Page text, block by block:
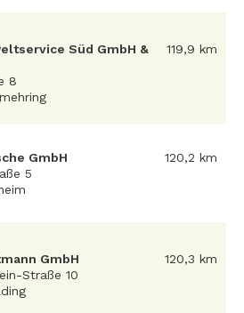
Süd GmbH &
8
119,9 km
GmbH
5
120,2 km
GmbH
Straße 10
120,3 km